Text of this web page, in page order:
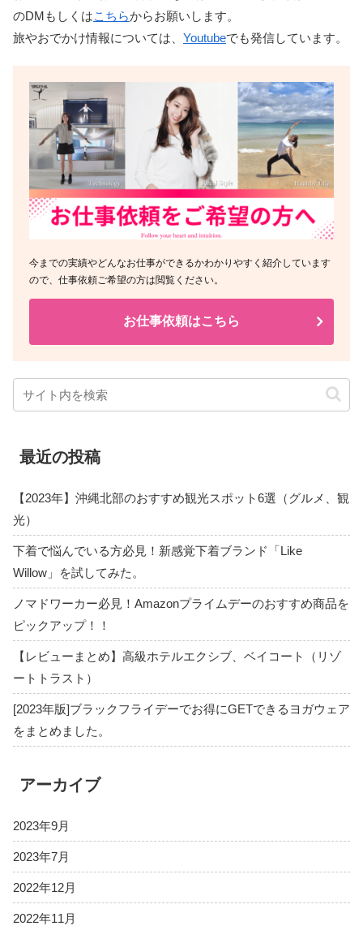
のDMもしくはこちらからお願いします。
旅やおでかけ情報については、 Youtubeでも発信しています。
今までの実績やどんなお仕事ができるかわかりやすく紹介しています
ので、仕事依頼ご希望の方は閲覧ください。
お仕事依頼はこちら
最近の投稿
【2023年】沖縄北部のおすすめ観光スポット6選（グルメ、観
光）
下着で悩んでいる方必見！新感覚下着ブランド「Like
Willow」を試してみた。
ノマドワーカー必見！Amazonプライムデーのおすすめ商品を
ピックアップ！！
【レビューまとめ】高級ホテルエクシブ、ベイコート（リゾ
ートトラスト）
[2023年版]ブラックフライデーでお得にGETできるヨガウェア
をまとめました。
アーカイブ
2023年9月
2023年7月
2022年12月
2022年11月